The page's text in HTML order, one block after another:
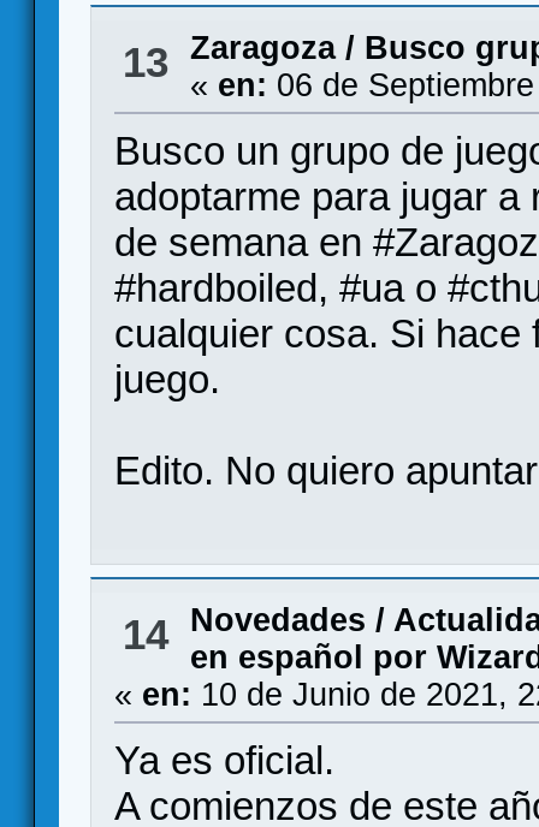
13 Zaragoza/ Busco
« en: 06 de
Busco un grupo de
adoptarme para jugar
de semana en
#hardboiled, #ua o
cualquier cosa. Si hace
juego.
Edito. No quiero
14
Novedades /
en español por
« en: 10 de Junio de 2021,
Ya es oficial.
A comienzos de este